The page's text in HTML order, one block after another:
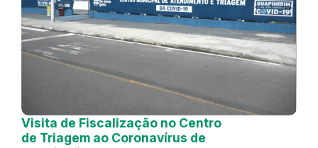
Visita de Fiscalização no Centro
de Triagem ao Coronavírus de